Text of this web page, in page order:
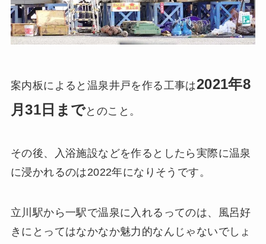
案内板によると温泉井戸を作る工事は2021年8
月31日までとのこと。
その後、入浴施設などを作るとしたら実際に温泉
に浸かれるのは2022年になりそうです。
立川駅から一駅で温泉に入れるってのは、風呂好
きにとってはなかなか魅力的なんじゃないでしょ